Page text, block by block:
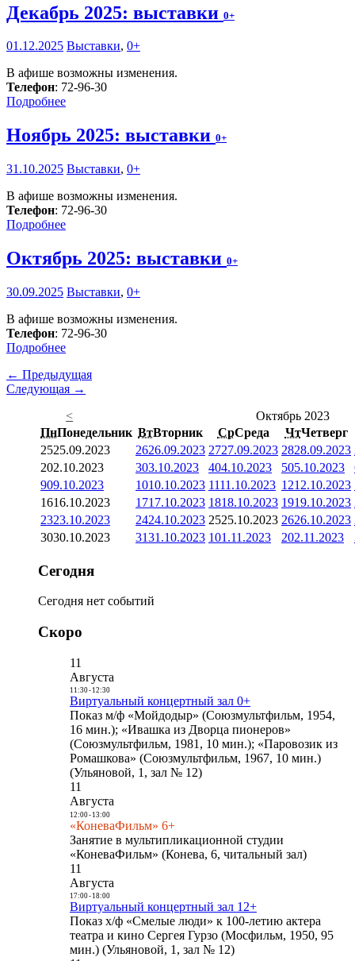
Декабрь 2025: выставки 0+
01.12.2025 Выставки, 0+
В афише возможны изменения.
Телефон: 72-96-30
Подробнее
Ноябрь 2025: выставки 0+
31.10.2025 Выставки, 0+
В афише возможны изменения.
Телефон: 72-96-30
Подробнее
Октябрь 2025: выставки 0+
30.09.2025 Выставки, 0+
В афише возможны изменения.
Телефон: 72-96-30
Подробнее
← Предыдущая
Следующая →
<
Октябрь 2023
ПнПонедельник ВтВторник СрСреда ЧтЧетверг
2525.09.2023 2626.09.2023 2727.09.2023 2828.09.2023
202.10.2023 303.10.2023 404.10.2023 505.10.2023
909.10.2023 1010.10.2023 1111.10.2023 1212.10.2023
1616.10.2023 1717.10.2023 1818.10.2023 1919.10.2023
2323.10.2023 2424.10.2023 2525.10.2023 2626.10.2023
3030.10.2023 3131.10.2023 101.11.2023 202.11.2023
Сегодня
Сегодня нет событий
Скоро
11
Августа
11:30- 12:30
Виртуальный концертный зал 0+
Показ м/ф «Мойдодыр» (Союзмультфильм, 1954,
16 мин.); «Ивашка из Дворца пионеров»
(Союзмультфильм, 1981, 10 мин.); «Паровозик из
Ромашкова» (Союзмультфильм, 1967, 10 мин.)
(Ульяновой, 1, зал № 12)
11
Августа
12:00- 13:00
«КоневаФильм» 6+
Занятие в мультипликационной студии
«КоневаФильм» (Конева, 6, читальный зал)
11
Августа
17:00- 18:00
Виртуальный концертный зал 12+
Показ х/ф «Смелые люди» к 100-летию актера
театра и кино Сергея Гурзо (Мосфильм, 1950, 95
мин.) (Ульяновой, 1, зал № 12)